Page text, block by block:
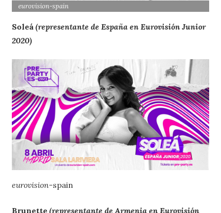
eurovision-spain
Soleá (representante de España en Eurovisión Junior
2020)
eurovision-spain
Brunette (representante de Armenia en Eurovisión